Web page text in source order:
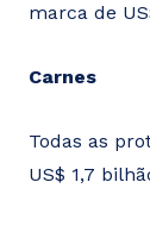
marca de
Carnes
Todas as
US$ 1,7